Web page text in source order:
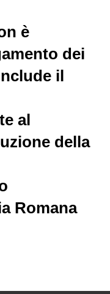
è
dei
il
al
della
Romana